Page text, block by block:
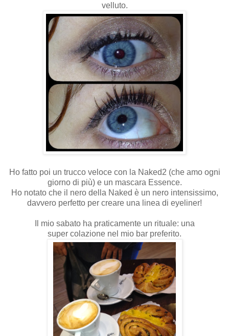
velluto.
Ho fatto poi un trucco veloce con la Naked2 (che amo ogni
giorno di più) e un mascara Essence.
Ho notato che il nero della Naked è un nero intensissimo,
davvero perfetto per creare una linea di eyeliner!
Il mio sabato ha praticamente un rituale: una
super colazione nel mio bar preferito.